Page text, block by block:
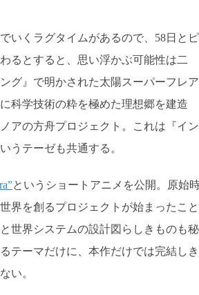
いくラグタイムがあるので、58日とピ
るとすると、思い浮かぶ可能性は二
グ』で明かされた太陽スーパーフレア
科学技術の粋を極めた理想郷を建造
アの方舟プロジェクト。これは『イン
うテーゼも共通する。
というショートアニメを公開。原始
界を創るプロジェクトが始まったこと
世界システムの設計図らしきものも秘
テーマだけに、本作だけでは完結しき
い。